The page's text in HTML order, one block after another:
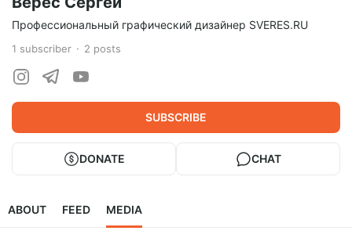
Профессиональный графический дизайнер SVERES.RU
1 subscriber 2 posts
SUBSCRIBE
DONATE CHAT
ABOUT FEED MEDIA